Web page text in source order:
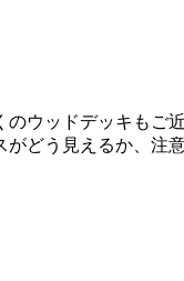
ウッドデッキもご
どう見えるか、注